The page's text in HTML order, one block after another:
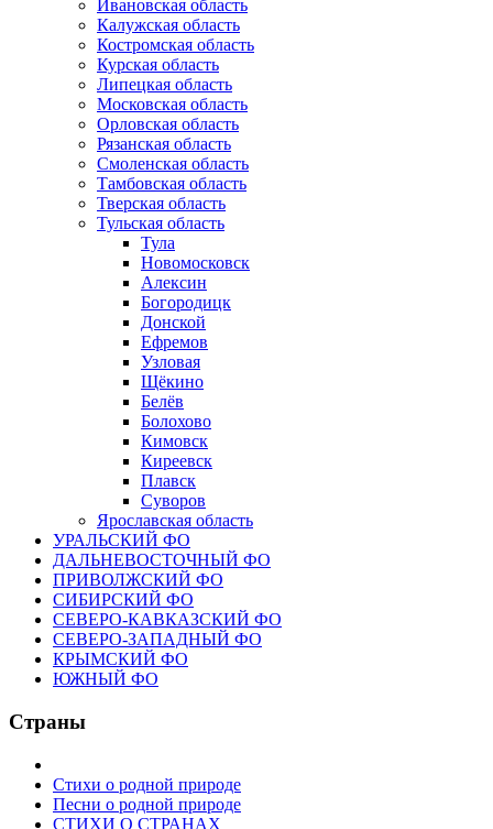
Ивановская область
Калужская область
Костромская область
Курская область
Липецкая область
Московская область
Орловская область
Рязанская область
Смоленская область
Тамбовская область
Тверская область
Тульская область
Тула
Новомосковск
Алексин
Богородицк
Донской
Ефремов
Узловая
Щёкино
Белёв
Болохово
Кимовск
Киреевск
Плавск
Суворов
Ярославская область
УРАЛЬСКИЙ ФО
ДАЛЬНЕВОСТОЧНЫЙ ФО
ПРИВОЛЖСКИЙ ФО
СИБИРСКИЙ ФО
СЕВЕРО-КАВКАЗСКИЙ ФО
СЕВЕРО-ЗАПАДНЫЙ ФО
КРЫМСКИЙ ФО
ЮЖНЫЙ ФО
Страны
Стихи о родной природе
Песни о родной природе
СТИХИ О СТРАНАХ